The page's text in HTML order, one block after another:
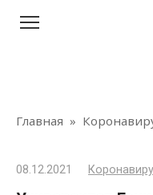
Главная »
08.12.2021